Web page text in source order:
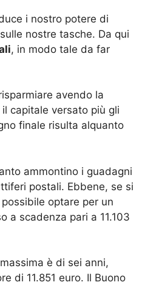
i nostro potere di
nostre tasche. Da qui
, in modo tale da far
avendo la
capitale versato più gli
finale risulta alquanto
ammontino i guadagni
postali. Ebbene, se si
optare per un
a scadenza pari a 11.103
è di sei anni,
di 11.851 euro. Il Buono